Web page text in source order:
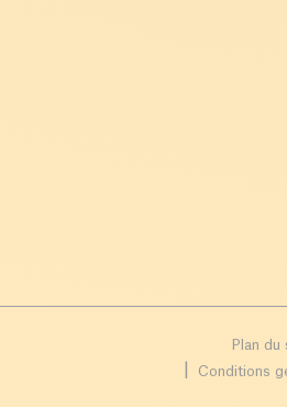
Plan du
Conditions